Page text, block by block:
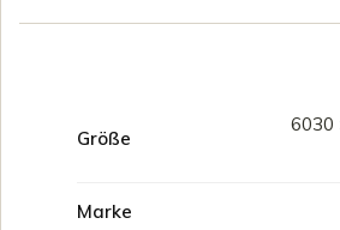
Größe
6030
Marke